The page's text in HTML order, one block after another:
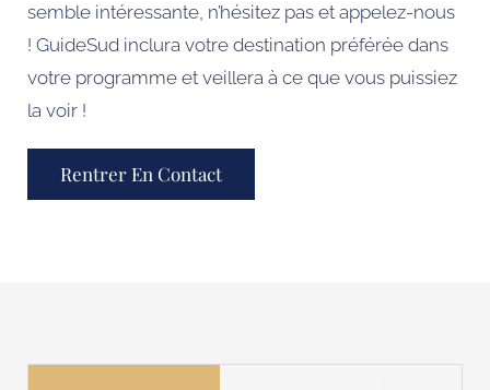
semble intéressante, n’hésitez pas et appelez-nous
! GuideSud inclura votre destination préférée dans
votre programme et veillera à ce que vous puissiez
la voir !
Rentrer En Contact